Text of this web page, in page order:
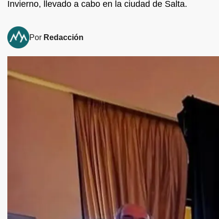
Invierno, llevado a cabo en la ciudad de Salta.
Por Redacción